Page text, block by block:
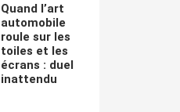
Quand l’art
automobile
roule sur les
toiles et les
écrans : duel
inattendu